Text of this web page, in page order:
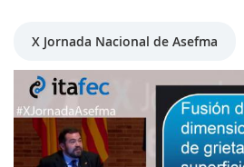
BLOG
CLUB
AUTORES
CONTACTO
X Jornada Nacional de Asefma